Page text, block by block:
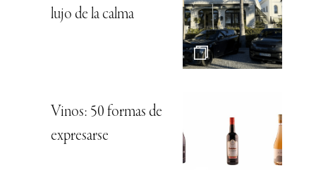
lujo de la calma
Vinos: 50 formas de
expresarse